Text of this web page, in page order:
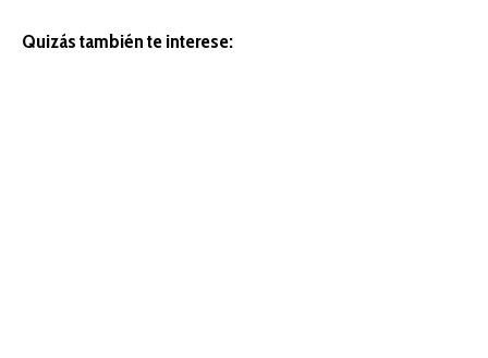
Quizás también te interese: